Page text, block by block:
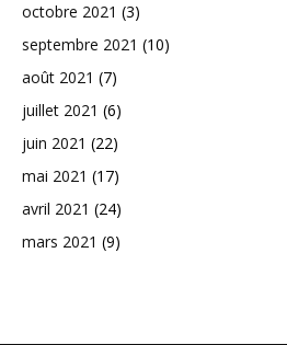
octobre 2021 (3)
septembre 2021 (10)
août 2021 (7)
juillet 2021 (6)
juin 2021 (22)
mai 2021 (17)
avril 2021 (24)
mars 2021 (9)